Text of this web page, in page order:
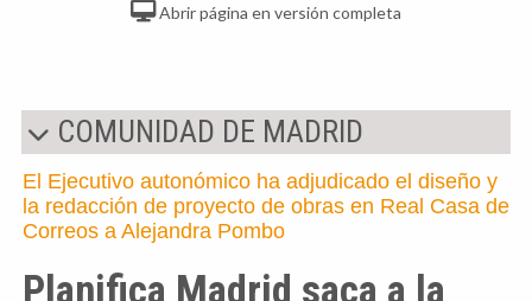
Abrir página en versión completa
COMUNIDAD DE MADRID
El Ejecutivo autonómico ha adjudicado el diseño y
la redacción de proyecto de obras en Real Casa de
Correos a Alejandra Pombo
Planifica Madrid saca a la